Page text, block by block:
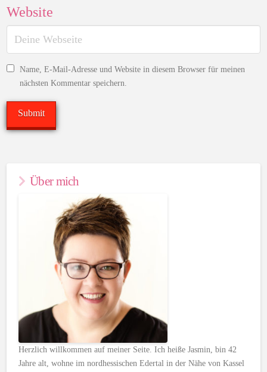
Website
Name, E-Mail-Adresse und Website in diesem Browser für meinen
nächsten Kommentar speichern.
Über mich
Herzlich willkommen auf meiner Seite. Ich heiße Jasmin, bin 42
Jahre alt, wohne im nordhessischen Edertal in der Nähe von Kassel